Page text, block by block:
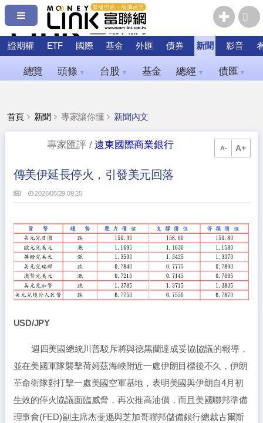
證期權 ETF 國際 基金 外匯 債券 新聞 影音
總覽 頭條 ▼ 台股 ▼ 基金 總經 ▼ 債匯 ▼
首頁 新聞 專家讓你懂 新聞內文
A- A+
專家匯評 /遠東國際商業銀行
傳美伊延長停火，引發美元回落
2026/05/29 09:25
USD/JPY
週四美國總統川普駁斥將與德黑蘭達成妥協協議的報導，
並在美國軍隊襲擊荷姆茲海峽附近一處伊朗目標後不久，伊朗
革命衛隊對打擊一處美國空軍基地，表明美國與伊朗自4月初
生效的停火協議面臨威脅，再次推高油價，而且美國聯邦準備
理事會(FED)副主席杰斐遜與芝加哥聯邦儲備銀行總裁古爾斯